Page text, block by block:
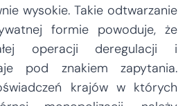
wysokie. Takie odtwarzanie
formie powoduje, że
operacji deregulacji i
pod znakiem zapytania.
krajów w których